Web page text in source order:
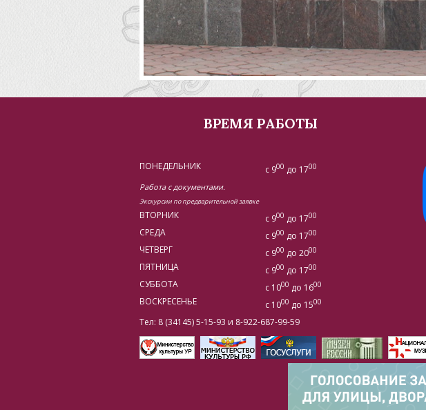
ВРЕМЯ РАБОТЫ
ПОНЕДЕЛЬНИК с 900 до 1700
Работа с документами.
Экскурсии по предварительной заявке
ВТОРНИК с 900 до 1700
СРЕДА с 900 до 1700
ЧЕТВЕРГ с 900 до 2000
ПЯТНИЦА с 900 до 1700
СУББОТА с 1000 до 1600
ВОСКРЕСЕНЬЕ с 1000 до 1500
Тел: 8 (34145) 5-15-93 и 8-922-687-99-59